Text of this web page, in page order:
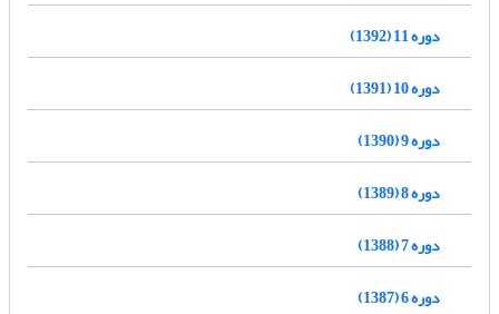
دوره 11 (1392)
دوره 10 (1391)
دوره 9 (1390)
دوره 8 (1389)
دوره 7 (1388)
دوره 6 (1387)